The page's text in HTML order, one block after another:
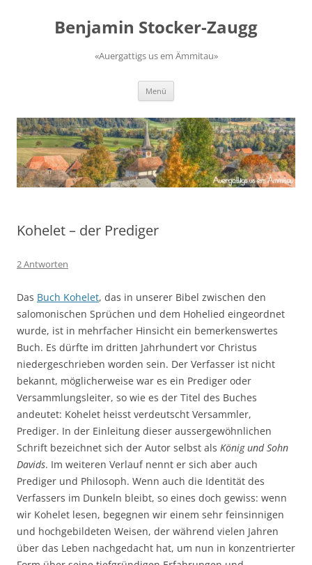
springenBenjamin Stocker-Zaugg
«Auergattigs us em Ämmitau»
Menü
Kohelet – der Prediger
2 Antworten
Das Buch Kohelet, das in unserer Bibel zwischen den
salomonischen Sprüchen und dem Hohelied eingeordnet
wurde, ist in mehrfacher Hinsicht ein bemerkenswertes
Buch. Es dürfte im dritten Jahrhundert vor Christus
niedergeschrieben worden sein. Der Verfasser ist nicht
bekannt, möglicherweise war es ein Prediger oder
Versammlungsleiter, so wie es der Titel des Buches
andeutet: Kohelet heisst verdeutscht Versammler,
Prediger. In der Einleitung dieser aussergewöhnlichen
Schrift bezeichnet sich der Autor selbst als König und Sohn
Davids. Im weiteren Verlauf nennt er sich aber auch
Prediger und Philosoph. Wenn auch die Identität des
Verfassers im Dunkeln bleibt, so eines doch gewiss: wenn
wir Kohelet lesen, begegnen wir einem sehr feinsinnigen
und hochgebildeten Weisen, der während vielen Jahren
über das Leben nachgedacht hat, um nun in konzentrierter